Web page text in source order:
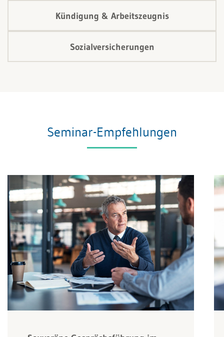
Kündigung & Arbeitszeugnis
Sozialversicherungen
Seminar-Empfehlungen